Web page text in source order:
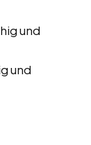
und
und